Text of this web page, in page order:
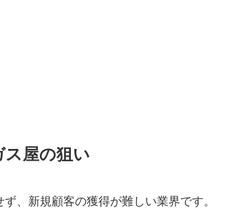
ス屋の狙い
、新規顧客の獲得が難しい業界です。